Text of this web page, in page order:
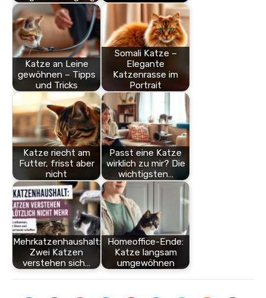
Katze an Leine
gewöhnen – Tipps
und Tricks
Somali Katze –
Elegante
Katzenrasse im
Portrait
Katze riecht am
Futter, frisst aber
nicht
Passt eine Katze
wirklich zu mir? Die
wichtigsten…
Mehrkatzenhaushalt:
Zwei Katzen
verstehen sich…
Homeoffice-Ende:
Katze langsam
umgewöhnen